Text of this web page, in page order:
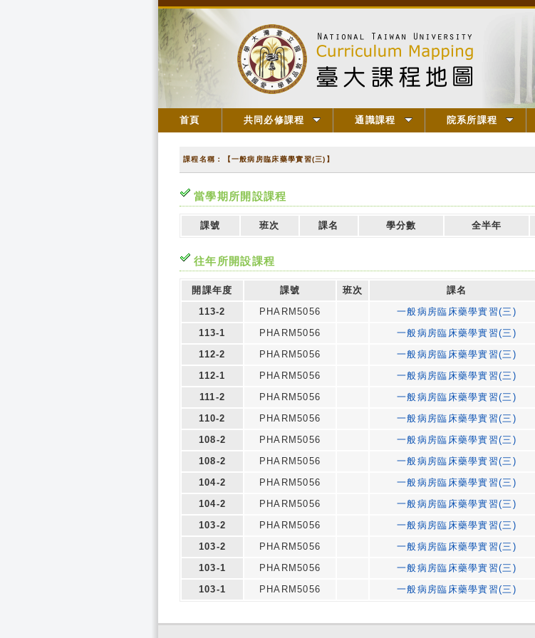
首頁 共同必修課程 通識課程 院系所課程
課程名稱：【一般病房臨床藥學實習(三)】
當學期所開設課程
課號 班次 課名 學分數 全半年
往年所開設課程
開課年度 課號 班次 課名
113-2
PHARM5056 一般病房臨床藥學實習(三)
113-1
PHARM5056 一般病房臨床藥學實習(三)
112-2
PHARM5056 一般病房臨床藥學實習(三)
112-1
PHARM5056 一般病房臨床藥學實習(三)
111-2
PHARM5056 一般病房臨床藥學實習(三)
110-2
PHARM5056 一般病房臨床藥學實習(三)
108-2
PHARM5056 一般病房臨床藥學實習(三)
108-2
PHARM5056 一般病房臨床藥學實習(三)
104-2
PHARM5056 一般病房臨床藥學實習(三)
104-2
PHARM5056 一般病房臨床藥學實習(三)
103-2
PHARM5056 一般病房臨床藥學實習(三)
103-2
PHARM5056 一般病房臨床藥學實習(三)
103-1
PHARM5056 一般病房臨床藥學實習(三)
103-1
PHARM5056 一般病房臨床藥學實習(三)